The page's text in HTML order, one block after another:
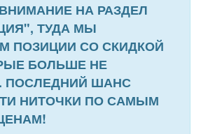
НА РАЗДЕЛ
ТУДА МЫ
ПОЗИЦИИ СО СКИДКОЙ
БОЛЬШЕ НЕ
ПОСЛЕДНИЙ ШАНС
НИТОЧКИ ПО САМЫМ